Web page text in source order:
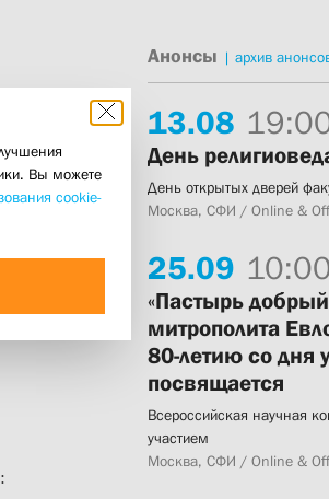
Анонсы | архив
13.08
День
День открытых дверей
Москва, СФИ / Online &
25.09
«Пастырь
митрополита
80-летию со дня
посвящается
Всероссийская научная
участием
Москва, СФИ / Online &
Вы можете
cookie-